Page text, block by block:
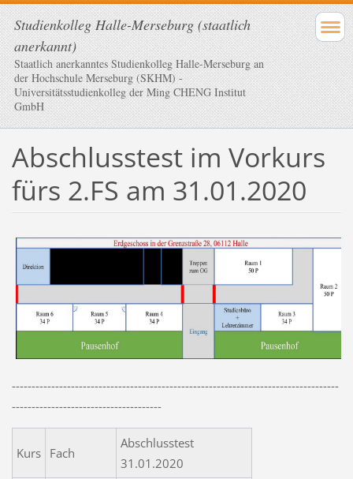
Studienkolleg Halle-Merseburg (staatlich
anerkannt)
Staatlich anerkanntes Studienkolleg Halle-Merseburg an
der Hochschule Merseburg (SKHM) -
Universitätsstudienkolleg der Ming CHENG Institut
GmbH
Abschlusstest im Vorkurs
fürs 2.FS am 31.01.2020
-----------------------------------------------------------------------------------
--------------------------------------
Kurs Fach
Abschlusstest
31.01.2020